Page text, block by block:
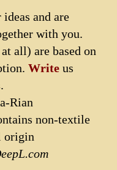
and are
with you.
all) are based on
Write us
Rian
non-textile
origin